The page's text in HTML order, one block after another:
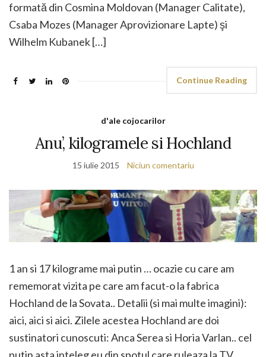
formată din Cosmina Moldovan (Manager Calitate),
Csaba Mozes (Manager Aprovizionare Lapte) şi
Wilhelm Kubanek […]
Continue Reading
d'ale cojocarilor
Anu’, kilogramele si Hochland
15 iulie 2015 Niciun comentariu
1 an si 17 kilograme mai putin … ocazie cu care am
rememorat vizita pe care am facut-o la fabrica
Hochland de la Sovata.. Detalii (si mai multe imagini):
aici, aici si aici. Zilele acestea Hochland are doi
sustinatori cunoscuti: Anca Serea si Horia Varlan.. cel